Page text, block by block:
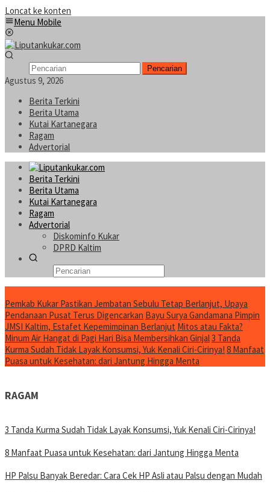
Loncat ke konten
Menu Mobile
Pencarian
Agustus 9, 2026
Berita Terkini
Berita Utama
Kutai Kartanegara
Ragam
Advertorial
Berita Terkini
Berita Utama
Kutai Kartanegara
Ragam
Advertorial
Diskominfo Kukar
DPRD Kaltim
Pemkab Kukar Pastikan Jembatan Sebulu Tetap Berlanjut, Upaya
Pendanaan Pusat Terus Digencarkan Bayu Surya Gandamana Pimpin
JMSI Kaltim, Estafet Kepemimpinan Berlanjut Mitos atau Fakta?
Minum Air Hangat di Pagi Hari Bisa Membersihkan Ginjal3 Tanda
Kurma Sudah Tidak Layak Konsumsi, Yuk Kenali Ciri-Cirinya! 8 Manfaat
Puasa untuk Kesehatan: dari Jantung Hingga Menta
RAGAM
3 Tanda Kurma Sudah Tidak Layak Konsumsi, Yuk Kenali Ciri-Cirinya!
8 Manfaat Puasa untuk Kesehatan: dari Jantung Hingga Menta
HP Palsu Banyak Beredar: Cara Cek HP Asli atau Palsu dengan Mudah